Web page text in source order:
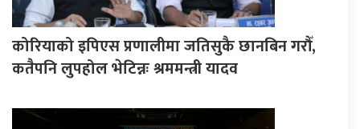
कोरियाको इपिएस प्रणालीमा जतिसुकै छानबिन गरौँ,
कतैपनि लुपहोल भेटिन्नः श्रममन्त्री यादव